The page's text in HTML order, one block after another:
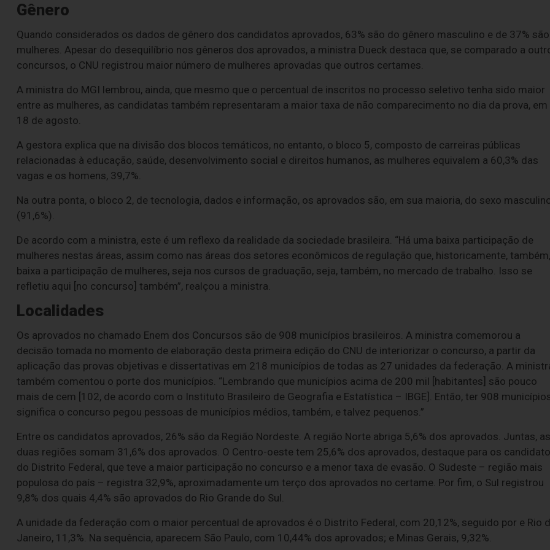
Gênero
Quando considerados os dados de gênero dos candidatos aprovados, 63% são do gênero masculino e de 37% são
mulheres. Apesar do desequilíbrio nos gêneros dos aprovados, a ministra Dueck destaca que, se comparado a
concursos, o CNU registrou maior número de mulheres aprovadas que outros certames.
A ministra do MGI lembrou, ainda, que mesmo que o percentual de inscritos no processo seletivo tenha sido maior
entre as mulheres, as candidatas também representaram a maior taxa de não comparecimento no dia da prova, em
18 de agosto.
A gestora explica que na divisão dos blocos temáticos, no entanto, o bloco 5, composto de carreiras públicas
relacionadas à educação, saúde, desenvolvimento social e direitos humanos, as mulheres equivalem a 60,3% das
vagas e os homens, 39,7%.
Na outra ponta, o bloco 2, de tecnologia, dados e informação, os aprovados são, em sua maioria, do sexo
(91,6%).
De acordo com a ministra, este é um reflexo da realidade da sociedade brasileira. “Há uma baixa participação de
mulheres nestas áreas, assim como nas áreas dos setores econômicos de regulação que, historicamente,
baixa a participação de mulheres, seja nos cursos de graduação, seja, também, no mercado de trabalho. Isso se
refletiu aqui [no concurso] também”, realçou a ministra.
Localidades
Os aprovados no chamado Enem dos Concursos são de 908 municípios brasileiros. A ministra comemorou a
decisão tomada no momento de elaboração desta primeira edição do CNU de interiorizar o concurso, a partir da
aplicação das provas objetivas e dissertativas em 218 municípios de todas as 27 unidades da federação. A
também comentou o porte dos municípios. “Lembrando que municípios acima de 200 mil [habitantes] são pouco
mais de cem [102, de acordo com o Instituto Brasileiro de Geografia e Estatística – IBGE]. Então, ter 908
significa o concurso pegou pessoas de municípios médios, também, e talvez pequenos.”
Entre os candidatos aprovados, 26% são da Região Nordeste. A região Norte abriga 5,6% dos aprovados. Juntas, as
duas regiões somam 31,6% dos aprovados. O Centro-oeste tem 25,6% dos aprovados, destaque para os
do Distrito Federal, que teve a maior participação no concurso e a menor taxa de evasão. O Sudeste – região mais
populosa do país – registra 32,9%, aproximadamente um terço dos aprovados no certame. Por fim, o Sul registrou
9,8% dos quais 4,4% são aprovados do Rio Grande do Sul.
A unidade da federação com o maior percentual de aprovados é o Distrito Federal, com 20,12%, seguido por e Rio
Janeiro, 11,3%. Na sequência, aparecem São Paulo, com 10,44% dos aprovados; e Minas Gerais, 9,32%.